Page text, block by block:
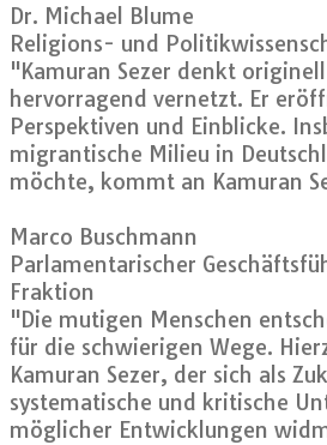
Dr. Michael Blume
Religions- und
"Kamuran Sezer denkt
hervorragend vernetzt. Er
Perspektiven und Einblicke.
migrantische Milieu in
möchte, kommt an Kamuran
Marco Buschmann
Parlamentarischer
Fraktion
"Die mutigen Menschen
für die schwierigen Wege.
Kamuran Sezer, der sich als
systematische und kritische
möglicher Entwicklungen